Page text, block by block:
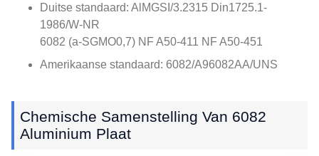
Duitse standaard: AlMGSI/3.2315 Din1725.1-
1986/W-NR
6082 (a-SGMO0,7) NF A50-411 NF A50-451
Amerikaanse standaard: 6082/A96082AA/UNS
Chemische Samenstelling Van 6082
Aluminium Plaat